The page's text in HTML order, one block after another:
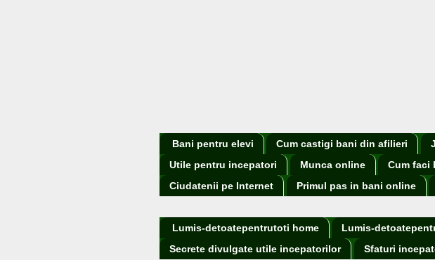
Bani pentru elevi Cum castigi bani din afilieri
Utile pentru incepatori
Munca online Cum faci
Ciudatenii pe Internet
Primul pas in bani online
Lumis-detoatepentrutoti home Lumis-
Secrete divulgate utile incepatorilor
Sfaturi